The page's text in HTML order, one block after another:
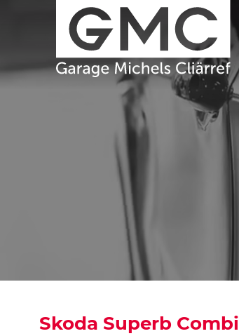
Skoda Superb Combi